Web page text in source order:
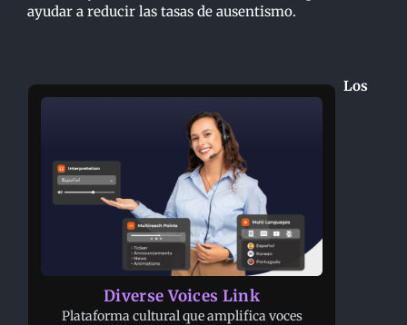
ayudar a reducir las tasas de ausentismo.
Diverse Voices Link
Plataforma cultural que amplifica voces
Los